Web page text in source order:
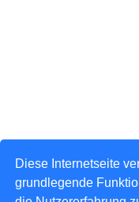
Diese Internetseite
grundlegende